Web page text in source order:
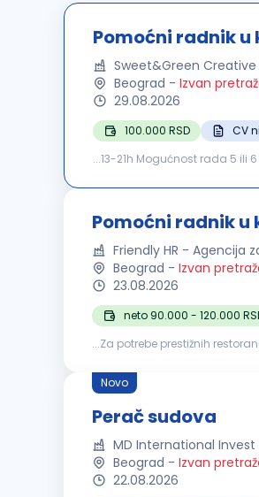
Pomoćni radnik u
Sweet&Green Creative
Beograd - Izvan
29.08.2026
100.000 RSD CV
...13-21h Mogućnost rada 5 ili
Pomoćni radnik u
Friendly HR - Agencija
Beograd - Izvan
23.08.2026
neto 90.000 - 120.000
...Za potrebe prestižnih
Novo
Perač sudova
MD International Invest
Beograd - Izvan
22.08.2026